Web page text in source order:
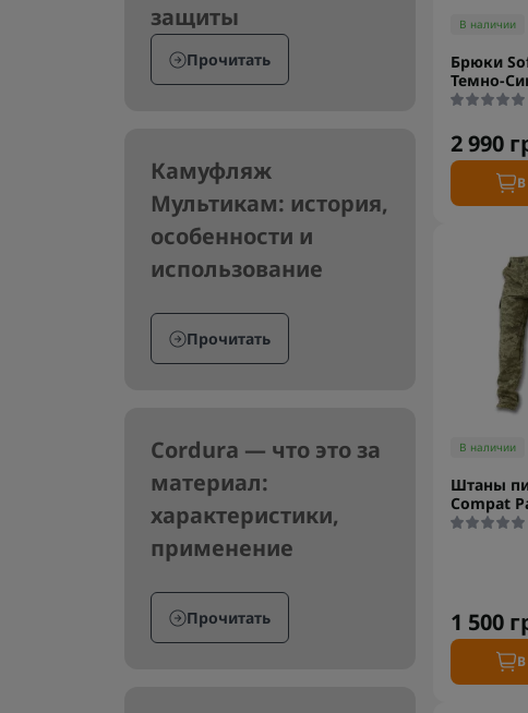
защиты
Прочитать
Камуфляж
Мультикам: история,
особенности и
использование
Прочитать
Cordura — что это за
материал:
характеристики,
применение
Прочитать
В наличии
Брюки
Темно-
2 990
В наличии
Штаны
Compat
1 500